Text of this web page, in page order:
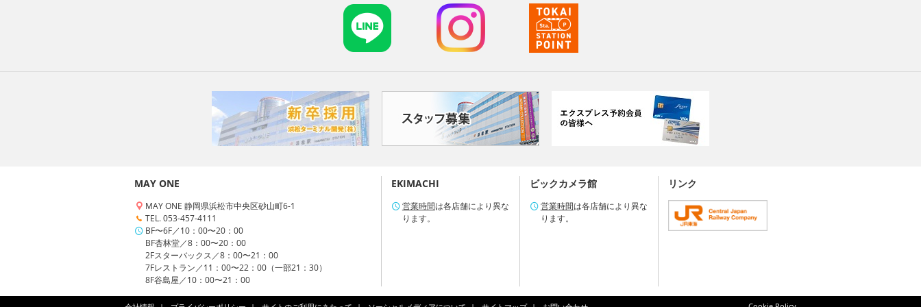
MAY ONE
MAY ONE 静岡県浜松市中央区砂山町6-1
TEL. 053-457-4111
BF〜6F／10：00〜20：00
BF杏林堂／8：00〜20：00
2Fスターバックス／8：00〜21：00
7Fレストラン／11：00〜22：00（一部21：30）
8F谷島屋／10：00〜21：00
EKIMACHI
営業時間は各店舗により異な
ります。
ビックカメラ館
営業時間は各店舗により異な
ります。
リンク